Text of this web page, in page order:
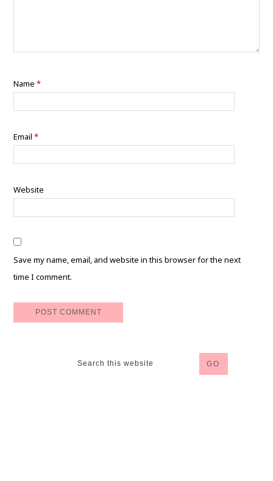
Name*
Email*
Website
Save my name, email, and website in this browser for the next
time I comment.